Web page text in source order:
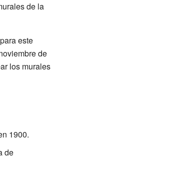
de la
este
de
los murales
1900.
de